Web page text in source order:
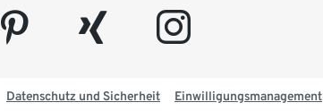
pinterest xing instagram
Datenschutz und Sicherheit Einwilligungsmanagement